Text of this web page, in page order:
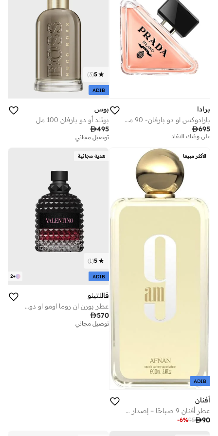
برادا
بارادوكس او دو بارفان- 90 مل
695
توصيل مجاني
على وشك النفاد
توصيل مجاني
5
(
3
)
ADIB
بوس
بوتلد أو دو بارفان 100 مل
495
توصيل مجاني
الأكثر مبيعا
ADIB
أفنان
عطر أفنان 9 صباحًا – إصدار للجنسين، 100 مل
90
95
-6%
هدية مجانية
+
2
5
(
1
)
ADIB
فالنتينو
عطر بورن ان روما اومو او دو بارفان انتنس 100 مل
570
توصيل مجاني